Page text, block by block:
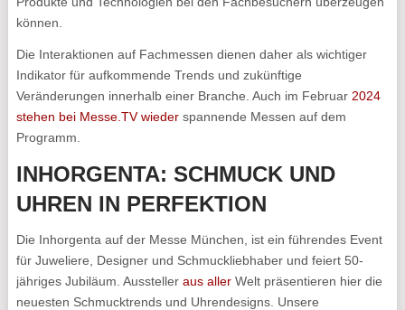
können.
Die Interaktionen auf Fachmessen dienen daher als wichtiger
Indikator für aufkommende Trends und zukünftige
Veränderungen innerhalb einer Branche. Auch im Februar 2024
stehen bei Messe.TV wiederspannende Messen auf dem
Programm.
INHORGENTA: SCHMUCK UND
UHREN IN PERFEKTION
Die Inhorgenta auf der Messe München, ist ein führendes Event
für Juweliere, Designer und Schmuckliebhaber und feiert 50-
jähriges Jubiläum. Aussteller aus allerWelt präsentieren hier die
neuesten Schmucktrends und Uhrendesigns. Unsere